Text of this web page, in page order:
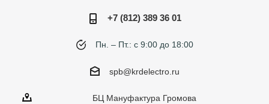
+7 (812) 389 36 01
Пн. – Пт.: с 9:00 до 18:00
spb@krdelectro.ru
БЦ Мануфактура Громова